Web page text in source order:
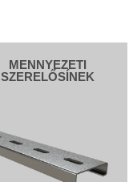
MENNYEZETI
SZERELŐSÍNEK